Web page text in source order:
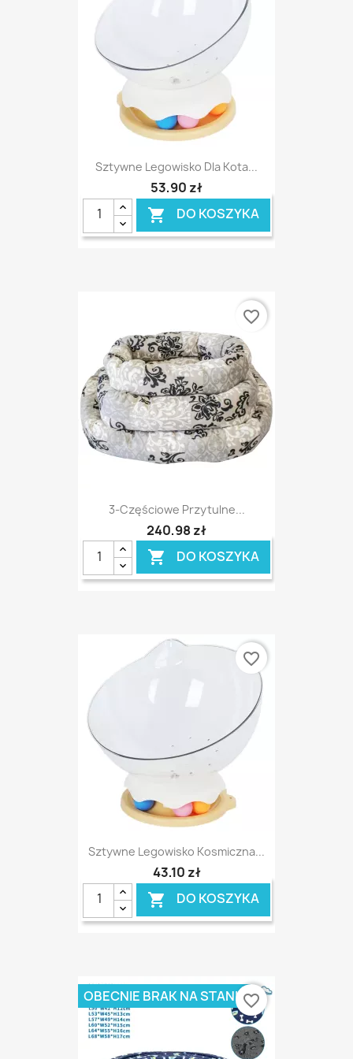
Sztywne Legowisko Dla Kota...
53,90 zł
 DO KOSZYKA
3-Częściowe Przytulne...
240,98 zł
 DO KOSZYKA
favorite_border
Sztywne Legowisko Kosmiczna...
43,10 zł
 DO KOSZYKA
favorite_border
OBECNIE BRAK NA STANIEfavorite_border